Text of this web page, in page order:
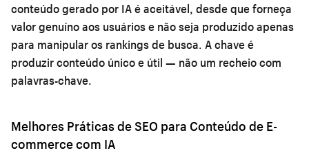
conteúdo gerado por IA é aceitável, desde que forneça
valor genuíno aos usuários e não seja produzido apenas
para manipular os rankings de busca. A chave é
produzir conteúdo único e útil — não um recheio com
palavras-chave.
Melhores Práticas de SEO para Conteúdo de E-
commerce com IA